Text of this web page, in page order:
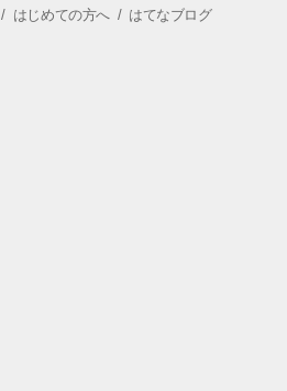
/ はじめての方へ/ はてなブログ